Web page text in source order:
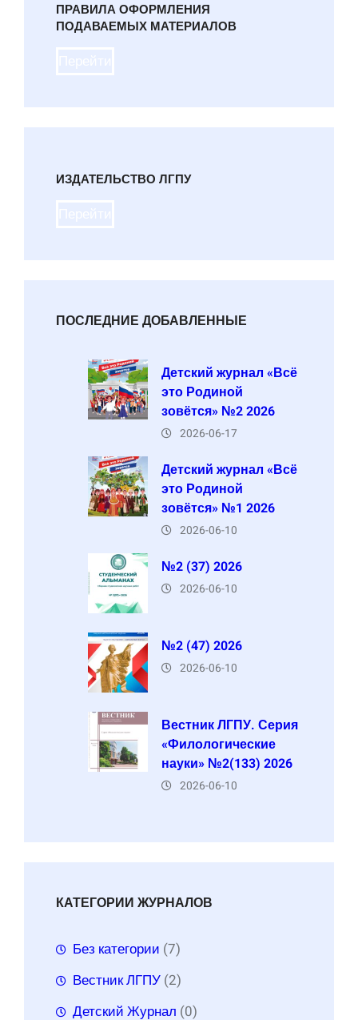
ПРАВИЛА ОФОРМЛЕНИЯ
ПОДАВАЕМЫХ МАТЕРИАЛОВ
ИЗДАТЕЛЬСТВО ЛГПУ
ПОСЛЕДНИЕ ДОБАВЛЕННЫЕ
Детский журнал «Всё
это Родиной
зовётся» №2 2026
2026-06-17
Детский журнал «Всё
это Родиной
зовётся» №1 2026
2026-06-10
№2 (37) 2026
2026-06-10
№2 (47) 2026
2026-06-10
Вестник ЛГПУ. Серия
«Филологические
науки» №2(133) 2026
2026-06-10
КАТЕГОРИИ ЖУРНАЛОВ
Без категории (7)
Вестник ЛГПУ (2)
Детский Журнал (0)